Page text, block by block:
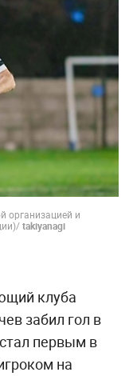
организацией и
takiyanagi
клуба
забил гол в
первым в
на